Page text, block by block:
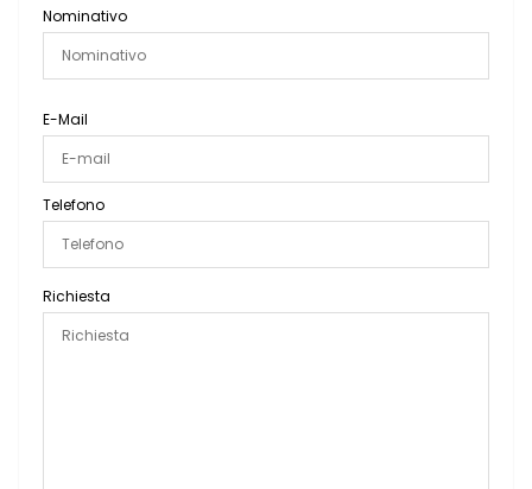
Nominativo
E-Mail
Telefono
Richiesta